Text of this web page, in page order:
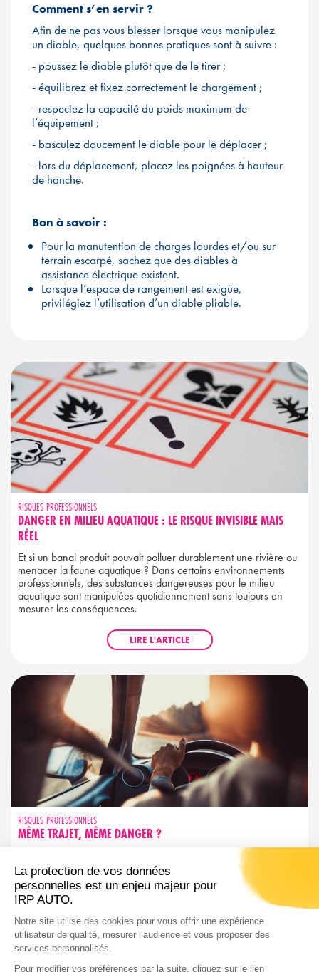
Comment s’en servir ?
Afin de ne pas vous blesser lorsque vous manipulez
un diable, quelques bonnes pratiques sont à suivre :
- poussez le diable plutôt que de le tirer ;
- équilibrez et fixez correctement le chargement ;
- respectez la capacité du poids maximum de
l’équipement ;
- basculez doucement le diable pour le déplacer ;
- lors du déplacement, placez les poignées à hauteur
de hanche.
Bon à savoir :
Pour la manutention de charges lourdes et/ou sur
terrain escarpé, sachez que des diables à
assistance électrique existent.
Lorsque l’espace de rangement est exigüe,
privilégiez l’utilisation d’un diable pliable.
RISQUES PROFESSIONNELS
DANGER EN MILIEU AQUATIQUE : LE RISQUE INVISIBLE MAIS
RÉEL
Et si un banal produit pouvait polluer durablement une rivière ou
menacer la faune aquatique ? Dans certains environnements
professionnels, des substances dangereuses pour le milieu
aquatique sont manipulées quotidiennement sans toujours en
mesurer les conséquences.
LIRE L'ARTICLE
RISQUES PROFESSIONNELS
MÊME TRAJET, MÊME DANGER ?
Trajet familier ne rime pas avec sécurité garantie. Découvrez les
réflexes simples pour garder votre vigilance active, même sur
les routes que vous connaissez par cœur.